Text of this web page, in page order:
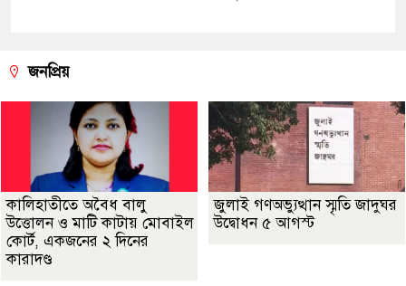
জনপ্রিয়
কালিহাতীতে অবৈধ বালু
উত্তোলন ও মাটি কাটায় মোবাইল
কোর্ট, একজনের ২ দিনের
কারাদণ্ড
জুলাই গণঅভ্যুত্থান স্মৃতি জাদুঘর
উদ্বোধন ৫ আগস্ট